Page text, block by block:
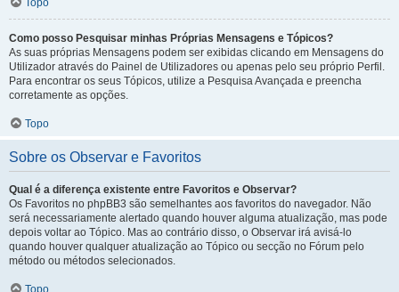
Topo
Como posso Pesquisar minhas Próprias Mensagens e Tópicos?
As suas próprias Mensagens podem ser exibidas clicando em Mensagens do
Utilizador através do Painel de Utilizadores ou apenas pelo seu próprio Perfil.
Para encontrar os seus Tópicos, utilize a Pesquisa Avançada e preencha
corretamente as opções.
Topo
Sobre os Observar e Favoritos
Qual é a diferença existente entre Favoritos e Observar?
Os Favoritos no phpBB3 são semelhantes aos favoritos do navegador. Não
será necessariamente alertado quando houver alguma atualização, mas pode
depois voltar ao Tópico. Mas ao contrário disso, o Observar irá avisá-lo
quando houver qualquer atualização ao Tópico ou secção no Fórum pelo
método ou métodos selecionados.
Topo